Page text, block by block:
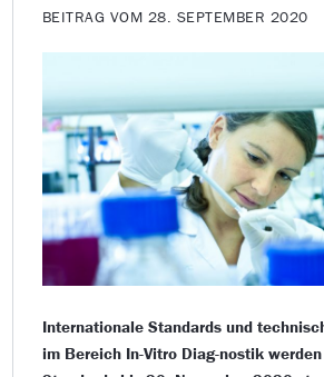
BEITRAG VOM 28. SEPTEMBER 2020
Internationale Standards und
im Bereich In-Vitro Diag-nostik